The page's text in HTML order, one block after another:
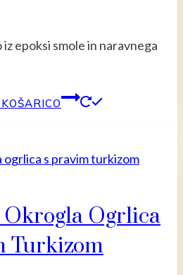
iz epoksi smole in naravnega
Okrogla Ogrlica
Turkizom